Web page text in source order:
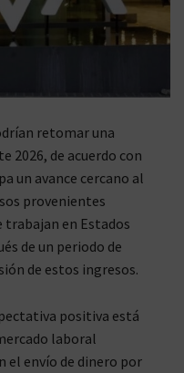
retomar una
2026, de acuerdo con
un avance cercano al
provenientes
trabajan en Estados
de un periodo de
de estos ingresos.
positiva está
laboral
el envío de dinero por